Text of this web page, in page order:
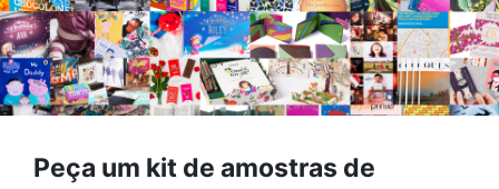
Peça um kit de amostras de